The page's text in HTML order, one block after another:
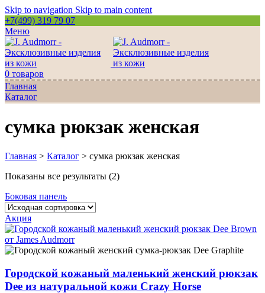
Skip to navigation Skip to main content
+7(499) 319 79 07
Меню
0 товаров
Главная
Каталог
сумка рюкзак женская
Главная > Каталог > сумка рюкзак женская
Показаны все результаты (2)
Боковая панель
Акция
Городской кожаный маленький женский рюкзак
Dee из натуральной кожи Crazy Horse